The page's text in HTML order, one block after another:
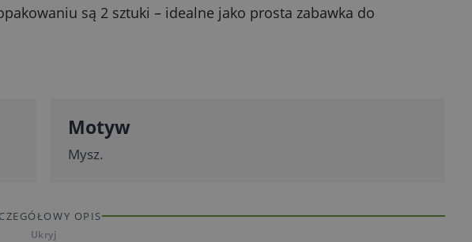
są 2 sztuki – idealne jako prosta zabawka do
Motyw
Mysz.
OPIS
Ukryj